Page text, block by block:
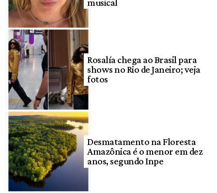
musical
Rosalía chega ao Brasil para
shows no Rio de Janeiro; veja
fotos
Desmatamento na Floresta
Amazônica é o menor em dez
anos, segundo Inpe